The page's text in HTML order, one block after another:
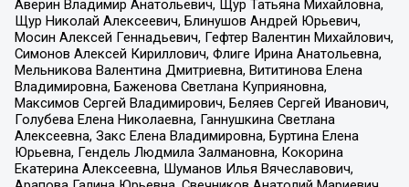
Аверин Владимир Анатольевич, Щур Татьяна Михайловна,
Щур Николай Алексеевич, Блинушов Андрей Юрьевич,
Мосин Алексей Геннадьевич, Гефтер Валентин Михайлович,
Симонов Алексей Кириллович, Флиге Ирина Анатольевна,
Мельникова Валентина Дмитриевна, Вититинова Елена
Владимировна, Баженова Светлана Куприяновна,
Максимов Сергей Владимирович, Беляев Сергей Иванович,
Голубева Елена Николаевна, Ганнушкина Светлана
Алексеевна, Закс Елена Владимировна, Буртина Елена
Юрьевна, Гендель Людмила Залмановна, Кокорина
Екатерина Алексеевна, Шуманов Илья Вячеславович,